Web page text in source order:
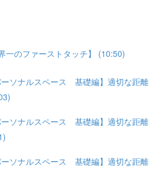
一のファーストタッチ】 (10:50)
ソナルスペース 基礎編】適切な距離
ソナルスペース 基礎編】適切な距離
ソナルスペース 基礎編】適切な距離